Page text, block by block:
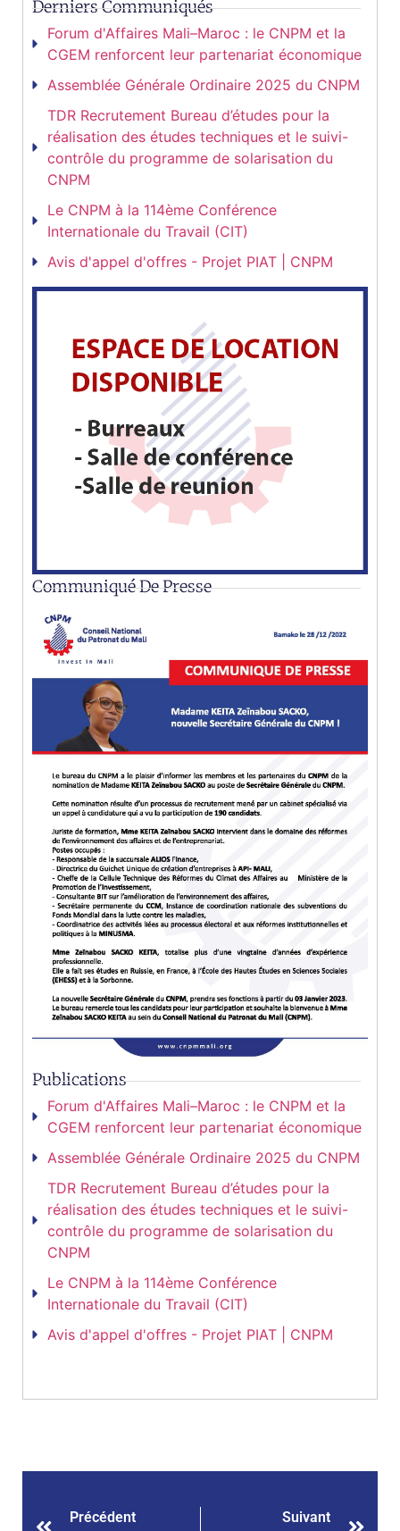
Derniers Communiqués
Forum d'Affaires Mali–Maroc : le CNPM et la
CGEM renforcent leur partenariat économique
Assemblée Générale Ordinaire 2025 du CNPM
TDR Recrutement Bureau d’études pour la
réalisation des études techniques et le suivi-
contrôle du programme de solarisation du
CNPM
Le CNPM à la 114ème Conférence
Internationale du Travail (CIT)
Avis d'appel d'offres - Projet PIAT | CNPM
Communiqué De Presse
Publications
Forum d'Affaires Mali–Maroc : le CNPM et la
CGEM renforcent leur partenariat économique
Assemblée Générale Ordinaire 2025 du CNPM
TDR Recrutement Bureau d’études pour la
réalisation des études techniques et le suivi-
contrôle du programme de solarisation du
CNPM
Le CNPM à la 114ème Conférence
Internationale du Travail (CIT)
Avis d'appel d'offres - Projet PIAT | CNPM
Précédent
Suivant